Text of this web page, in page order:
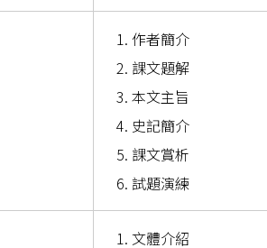
作者簡介
課文題解
本文主旨
史記簡介
課文賞析
試題演練
文體介紹